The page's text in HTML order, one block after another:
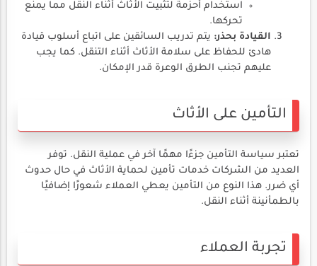
استخدام أحزمة لتثبيت الأثاث أثناء النقل مما يمنع
تحركها.
القيادة بحذر: يتم تدريب السائقين على اتباع أسلوب قيادة
هادئ للحفاظ على سلامة الأثاث أثناء التنقل. كما يجب
عليهم تجنب الطرق الوعرة قدر الإمكان.
التأمين على الأثاث
تعتبر سياسة التأمين جزءًا مهمًا آخر في عملية النقل. توفر
العديد من الشركات خدمات تأمين لحماية الأثاث في حال حدوث
أي ضرر. هذا النوع من التأمين يعطي العملاء شعورًا إضافيًا
بالطمأنينة أثناء النقل.
تجربة العملاء